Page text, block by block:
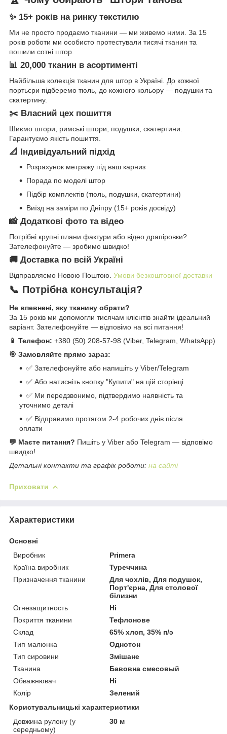
✨ 15+ років на ринку текстилю
Ми не просто продаємо тканини — ми живемо ними. За 15
років роботи ми особисто протестували тисячі тканин та
пошили сотні штор.
📊 20,000 тканин в асортименті
Найбільша колекція тканин для штор в Україні. До кожної
портьєри підберемо тюль, до кожного кольору — подушки та
скатертину.
✂️ Власний цех пошиття
Шиємо штори, римські штори, подушки, скатертини.
Гарантуємо якість пошиття.
📐 Індивідуальний підхід
Розрахунок метражу під ваш карниз
Порада по моделі штор
Підбір комплектів (тюль, подушки, скатертини)
Виїзд на заміри по Дніпру (15+ років досвіду)
📸 Додаткові фото та відео
Потрібні крупні плани фактури або відео драпіровки?
Зателефонуйте — зробимо швидко!
🚚 Доставка по всій Україні
Відправляємо Новою Поштою. Умови безкоштовної доставки
📞 Потрібна консультація?
Не впевнені, яку тканину обрати?
За 15 років ми допомогли тисячам клієнтів знайти ідеальний
варіант. Зателефонуйте — відповімо на всі питання!
📱 Телефон: +380 (50) 208-57-98 (Viber, Telegram, WhatsApp)
🎯 Замовляйте прямо зараз:
✅ Зателефонуйте або напишіть у Viber/Telegram
✅ Або натисніть кнопку "Купити" на цій сторінці
✅ Ми передзвонимо, підтвердимо наявність та
уточнимо деталі
✅ Відправимо протягом 2-4 робочих днів після
оплати
💬 Маєте питання? Пишіть у Viber або Telegram — відповімо
швидко!
Детальні контакти та графік роботи: на сайті
Приховати
Характеристики
Основні
Виробник
Primera
Країна виробник
Туреччина
Призначення тканини
Для чохлів, Для подушок,
Порт'єрна, Для столової
білизни
Огнезащитность
Ні
Покриття тканини
Тефлонове
Склад
65% хлоп, 35% п/э
Тип малюнка
Однотон
Тип сировини
Змішане
Тканина
Бавовна смесовый
Обважнювач
Ні
Колір
Зелений
Користувальницькі характеристики
Довжина рулону (у
середньому)
30 м